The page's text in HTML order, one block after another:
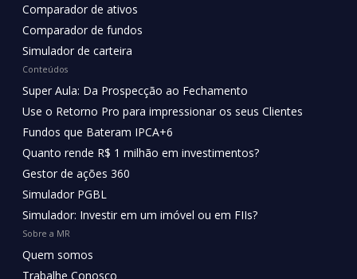
Comparador de ativos
Comparador de fundos
Simulador de carteira
Conteúdos
Super Aula: Da Prospecção ao Fechamento
Use o Retorno Pro para impressionar os seus Clientes
Fundos que Bateram IPCA+6
Quanto rende R$ 1 milhão em investimentos?
Gestor de ações 360
Simulador PGBL
Simulador: Investir em um imóvel ou em FIIs?
Sobre a MR
Quem somos
Trabalhe Conosco